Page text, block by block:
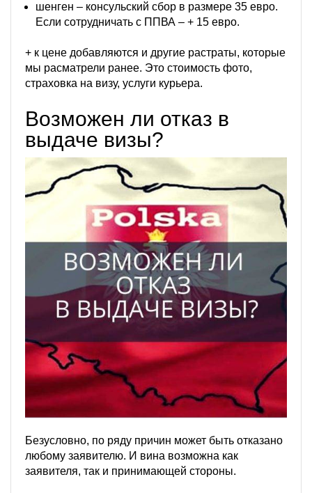
шенген – консульский сбор в размере 35 евро.
Если сотрудничать с ППВА – + 15 евро.
+ к цене добавляются и другие растраты, которые
мы расматрели ранее. Это стоимость фото,
страховка на визу, услуги курьера.
Возможен ли отказ в
выдаче визы?
Безусловно, по ряду причин может быть отказано
любому заявителю. И вина возможна как
заявителя, так и принимающей стороны.